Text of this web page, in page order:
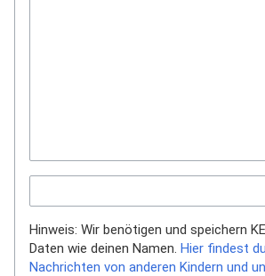
Hinweis: Wir benötigen und speichern
Daten wie deinen Namen. Hier findest
Nachrichten von anderen Kindern und